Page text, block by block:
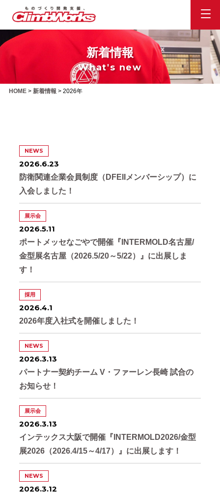
新着情報
What's new
HOME> 新着情報 > 2026年
NEWS
2026.6.23
防衛関連企業会員制度（DFEIIメンバーシップ）に
入会しました！
展示会
2026.5.11
ポートメッセなごやで開催『INTERMOLD名古屋/
金型展名古屋（2026.5/20～5/22）』に出展しま
す！
採用
2026.4.1
2026年度入社式を開催しました！
NEWS
2026.3.13
パートナー契約チーム V・ファーレン長崎 試合の
お知らせ！
展示会
2026.3.13
インテックス大阪で開催『INTERMOLD2026/金型
展2026（2026.4/15～4/17）』に出展します！
NEWS
2026.3.12